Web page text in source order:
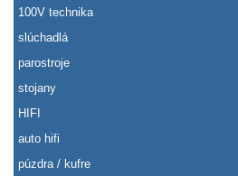
100V technika
slúchadlá
parostroje
stojany
HIFI
auto hifi
púzdra / kufre